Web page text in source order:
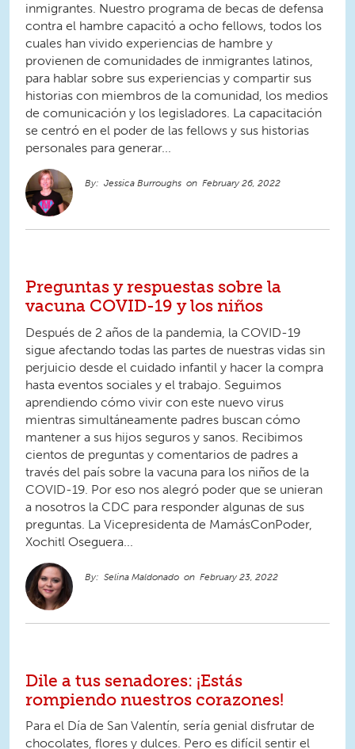
inmigrantes. Nuestro programa de becas de defensa
contra el hambre capacitó a ocho fellows, todos los
cuales han vivido experiencias de hambre y
provienen de comunidades de inmigrantes latinos,
para hablar sobre sus experiencias y compartir sus
historias con miembros de la comunidad, los medios
de comunicación y los legisladores. La capacitación
se centró en el poder de las fellows y sus historias
personales para generar...
Jessica Burroughs February 26, 2022
Preguntas y respuestas sobre la
vacuna COVID-19 y los niños
Después de 2 años de la pandemia, la COVID-19
sigue afectando todas las partes de nuestras vidas sin
perjuicio desde el cuidado infantil y hacer la compra
hasta eventos sociales y el trabajo. Seguimos
aprendiendo cómo vivir con este nuevo virus
mientras simultáneamente padres buscan cómo
mantener a sus hijos seguros y sanos. Recibimos
cientos de preguntas y comentarios de padres a
través del país sobre la vacuna para los niños de la
COVID-19. Por eso nos alegró poder que se unieran
a nosotros la CDC para responder algunas de sus
preguntas. La Vicepresidenta de MamásConPoder,
Xochitl Oseguera...
Selina Maldonado February 23, 2022
Dile a tus senadores: ¡Estás
rompiendo nuestros corazones!
Para el Día de San Valentín, sería genial disfrutar de
chocolates, flores y dulces. Pero es difícil sentir el